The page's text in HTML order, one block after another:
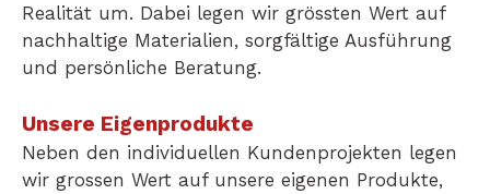
Realität um. Dabei legen wir grössten Wert auf
nachhaltige Materialien, sorgfältige Ausführung
und persönliche Beratung.
Unsere Eigenprodukte
Neben den individuellen Kundenprojekten legen
wir grossen Wert auf unsere eigenen Produkte,